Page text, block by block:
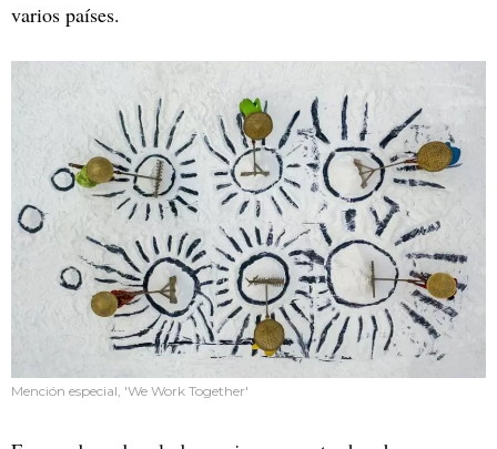
varios países.
Mención especial, 'We Work Together'